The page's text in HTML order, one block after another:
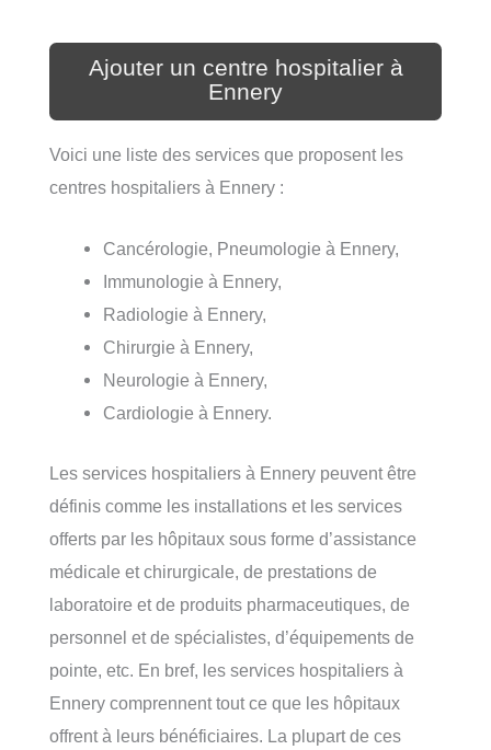
Ajouter un centre hospitalier à
Ennery
Voici une liste des services que proposent les
centres hospitaliers à Ennery :
Cancérologie, Pneumologie à Ennery,
Immunologie à Ennery,
Radiologie à Ennery,
Chirurgie à Ennery,
Neurologie à Ennery,
Cardiologie à Ennery.
Les services hospitaliers à Ennery peuvent être
définis comme les installations et les services
offerts par les hôpitaux sous forme d’assistance
médicale et chirurgicale, de prestations de
laboratoire et de produits pharmaceutiques, de
personnel et de spécialistes, d’équipements de
pointe, etc. En bref, les services hospitaliers à
Ennery comprennent tout ce que les hôpitaux
offrent à leurs bénéficiaires. La plupart de ces